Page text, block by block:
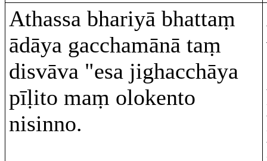
Athassa bhariyā bhattaṃ
ādāya gacchamānā taṃ
disvāva "esa jighacchāya
pīḷito maṃ olokento
nisinno.